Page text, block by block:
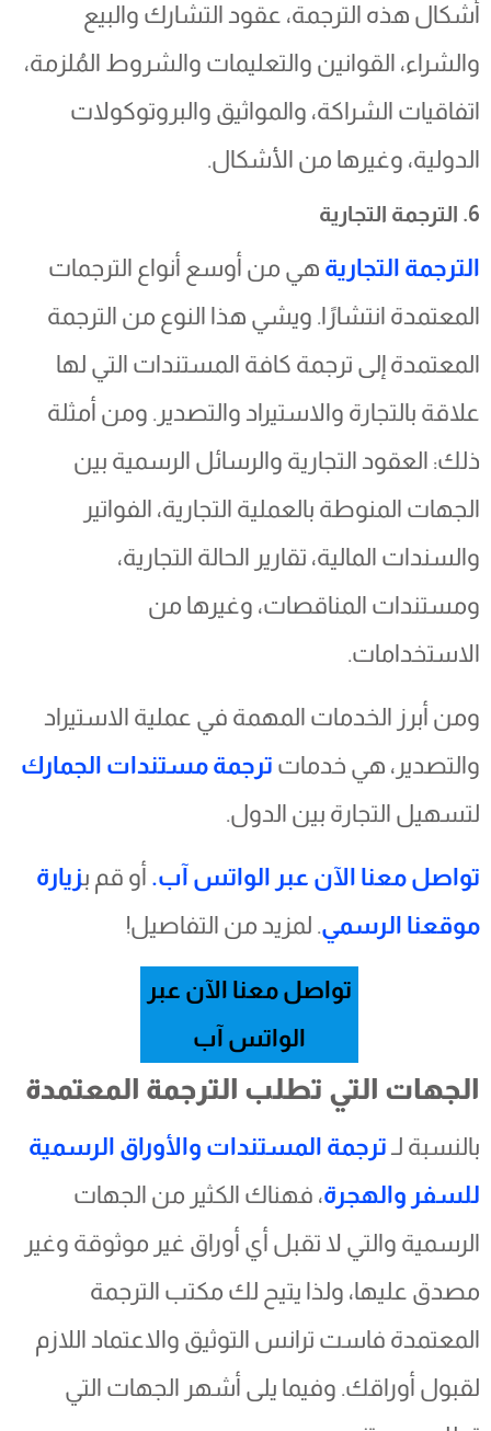
أشكال هذه الترجمة، عقود التشارك والبيع
والشراء، القوانين والتعليمات والشروط المُلزمة،
اتفاقيات الشراكة، والمواثيق والبروتوكولات
الدولية، وغيرها من الأشكال.
6. الترجمة التجارية
الترجمة التجاريةهي من أوسع أنواع الترجمات
المعتمدة انتشارًا. ويشي هذا النوع من الترجمة
المعتمدة إلى ترجمة كافة المستندات التي لها
علاقة بالتجارة والاستيراد والتصدير. ومن أمثلة
ذلك: العقود التجارية والرسائل الرسمية بين
الجهات المنوطة بالعملية التجارية، الفواتير
والسندات المالية، تقارير الحالة التجارية،
ومستندات المناقصات، وغيرها من
الاستخدامات.
ومن أبرز الخدمات المهمة في عملية الاستيراد
والتصدير، هي خدماتترجمة مستندات الجمارك
لتسهيل التجارة بين الدول.
تواصل معنا الآن عبر الواتس آب.أو قم ب زيارة
موقعنا الرسمي . لمزيد من التفاصيل!
تواصل معنا الآن عبر
الواتس آب
الجهات التي تطلب الترجمة المعتمدة
بالنسبة لـترجمة المستندات والأوراق الرسمية
للسفر والهجرة، فهناك الكثير من الجهات
الرسمية والتي لا تقبل أي أوراق غير موثوقة وغير
مصدق عليها، ولذا يتيح لك مكتب الترجمة
المعتمدة فاست ترانس التوثيق والاعتماد اللازم
لقبول أوراقك. وفيما يلى أشهر الجهات التي